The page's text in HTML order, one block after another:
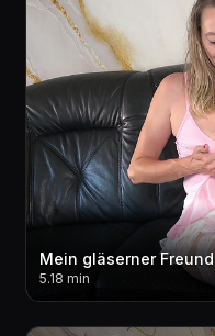
Mein gläserner Freund
5.18 min